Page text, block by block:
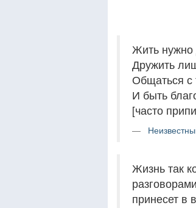
Жить
Дружить
Общаться с
И быть
[часто
Жизнь так
принесет в